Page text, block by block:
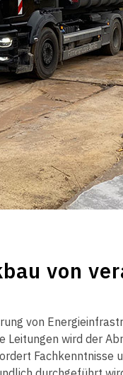
von
von
Leitungen wird der
Fachkenntnisse